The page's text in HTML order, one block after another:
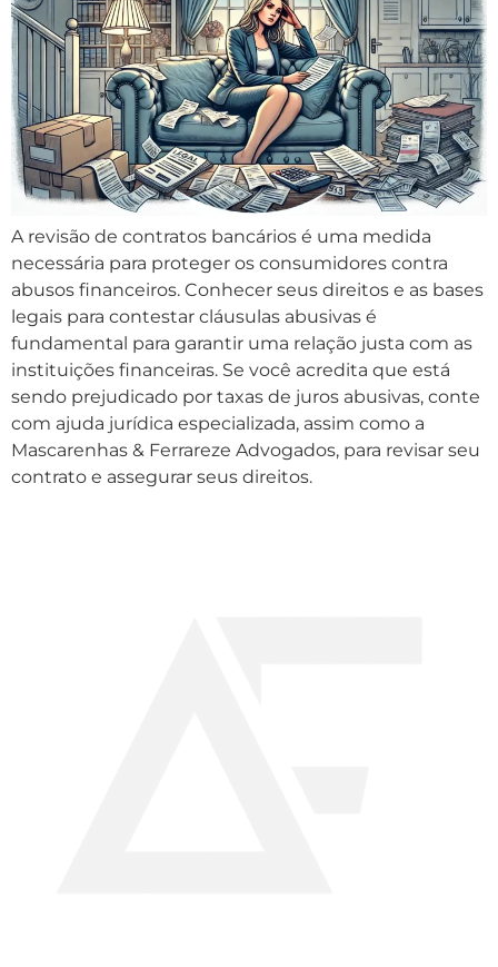
A revisão de contratos bancários é uma medida
necessária para proteger os consumidores contra
abusos financeiros. Conhecer seus direitos e as bases
legais para contestar cláusulas abusivas é
fundamental para garantir uma relação justa com as
instituições financeiras. Se você acredita que está
sendo prejudicado por taxas de juros abusivas, conte
com ajuda jurídica especializada, assim como a
Mascarenhas & Ferrareze Advogados, para revisar seu
contrato e assegurar seus direitos.